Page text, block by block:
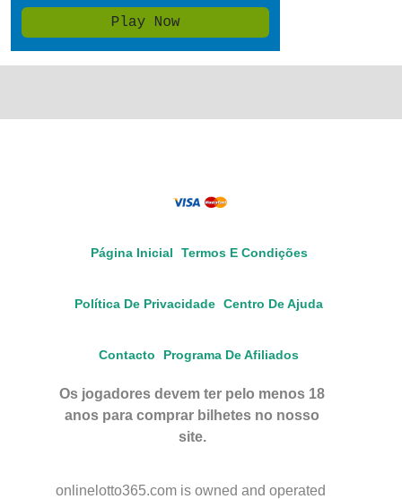
Página Inicial Termos E Condições
Política De Privacidade Centro De Ajuda
Contacto Programa De Afiliados
Os jogadores devem ter pelo menos 18
anos para comprar bilhetes no nosso
site.
onlinelotto365.com is owned and operated